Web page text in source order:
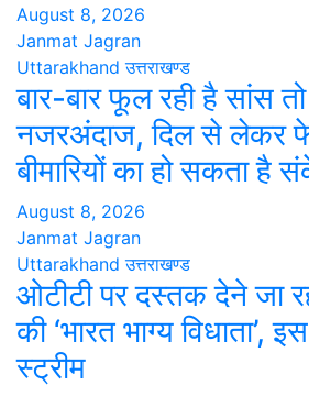
August 8, 2026
Janmat Jagran
Uttarakhand उत्तराखण्ड
बार-बार फूल रही है सांस
नजरअंदाज, दिल से लेकर
बीमारियों का हो सकता है
August 8, 2026
Janmat Jagran
Uttarakhand उत्तराखण्ड
ओटीटी पर दस्तक देने जा
की ‘भारत भाग्य विधाता’,
स्ट्रीम